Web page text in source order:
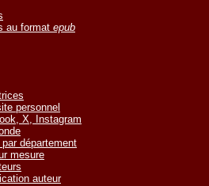
au format epub
personnel
X, Instagram
département
mesure
auteur